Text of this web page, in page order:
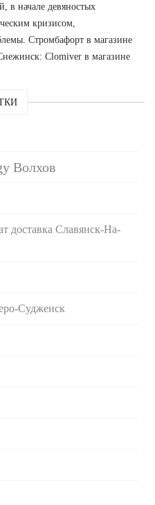
в начале девяностых
кризисом,
Стромбафорт в магазине
Clomiver в магазине
Волхов
доставка Славянск-На-
Судженск